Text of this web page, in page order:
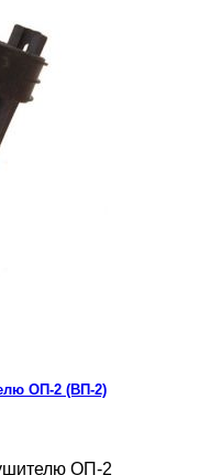
ОП-2 (ВП-2)
ОП-2